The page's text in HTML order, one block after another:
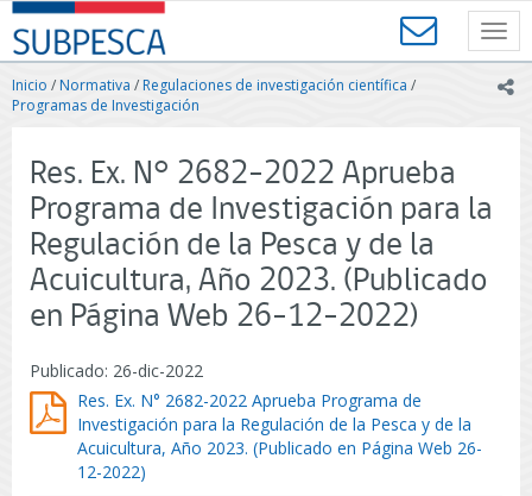
Contenido
principal
SUBPESCA
-
Subsecretaría
de
Acuicultura
Gobierno
de
Chile
Inicio /Normativa / Regulaciones de investigación científica /
Programas de Investigación
Res. Ex. N° 2682-2022 Aprueba
Programa de Investigación para la
Regulación de la Pesca y de la
Acuicultura, Año 2023. (Publicado
en Página Web 26-12-2022)
Publicado: 26-dic-2022
Res. Ex. N° 2682-2022 Aprueba Programa de
Investigación para la Regulación de la Pesca y de la
Acuicultura, Año 2023. (Publicado en Página Web 26-
12-2022)